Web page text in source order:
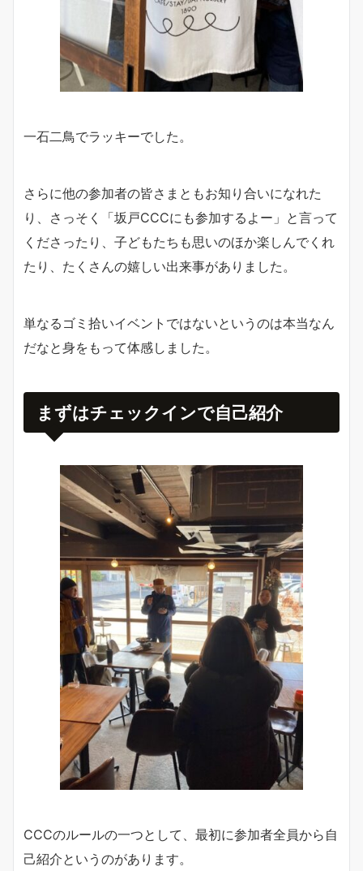
一石二鳥でラッキーでした。
さらに他の参加者の皆さまともお知り合いになれた
り、さっそく「坂戸CCCにも参加するよー」と言って
くださったり、子どもたちも思いのほか楽しんでくれ
たり、たくさんの嬉しい出来事がありました。
単なるゴミ拾いイベントではないというのは本当なん
だなと身をもって体感しました。
まずはチェックインで自己紹介
CCCのルールの一つとして、最初に参加者全員から自
己紹介というのがあります。